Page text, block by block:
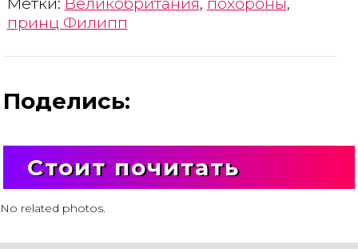
принц Филипп
Поделись:
Стоит почитать
No related photos.